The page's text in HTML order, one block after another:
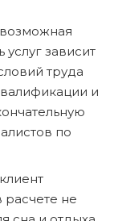
услуг зависит
труда
и
по
расчете не